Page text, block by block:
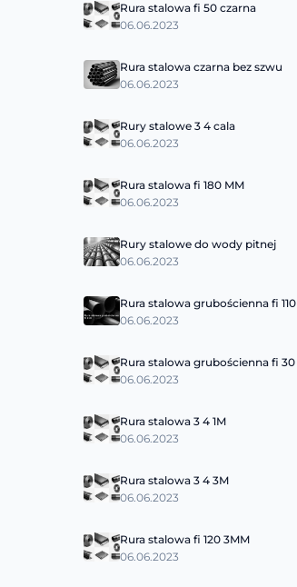
Rura stalowa fi 50 czarna
06.06.2023
Rura stalowa czarna bez szwu
06.06.2023
Rury stalowe 3 4 cala
06.06.2023
Rura stalowa fi 180 MM
06.06.2023
Rury stalowe do wody pitnej
06.06.2023
Rura stalowa grubościenna fi 110
06.06.2023
Rura stalowa grubościenna fi 30
06.06.2023
Rura stalowa 3 4 1M
06.06.2023
Rura stalowa 3 4 3M
06.06.2023
Rura stalowa fi 120 3MM
06.06.2023